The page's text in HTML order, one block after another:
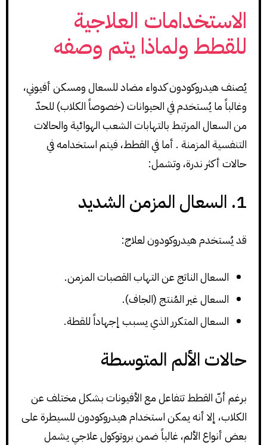
الاستخدامات العلاجية
للقطط ولماذا يتم وصفه
يُصنف هيدروكودون كدواء مضاد للسعال ومسكن أفيوني،
وغالباً ما يُستخدم في الحيوانات (خصوصاً الكلاب) للحدّ
من السعال المرتبط بالتهابات الشعب الهوائية والحالات
التنفسية المزمنة . أما في القطط، فيتم استخدامه في
حالات أكثر ندرة، وتشمل:
1. السعال المزمن الشديد
قد يُستخدم هيدروكودون لعلاج:
السعال الناتج عن التهاب القصبات المزمن.
السعال غير المُنتج (الجاف).
السعال المتكرر الذي يسبب إجهاداً للقطة.
حالات الألم المتوسطة
برغم أنّ القطط تتفاعل مع الأفيونات بشكل مختلف عن
الكلاب، إلا أنه يمكن استخدام هيدروكودون للسيطرة على
بعض أنواع الألم، غالباً ضمن بروتوكول علاجي يشمل